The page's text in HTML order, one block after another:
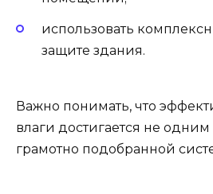
использовать
защите здания.
Важно понимать, что
влаги достигается не
грамотно подобранной